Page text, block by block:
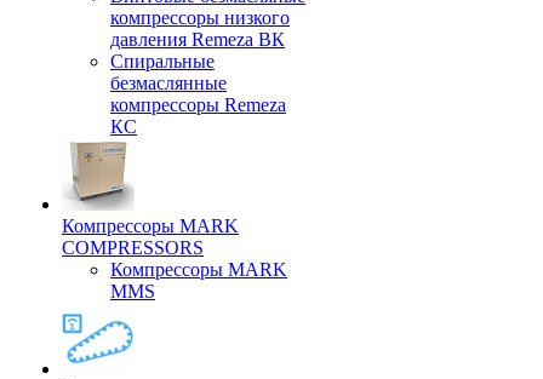
компрессоры низкого
давления Remeza ВК
Спиральные
безмаслянные
компрессоры Remeza
КС
Компрессоры MARK
COMPRESSORS
Компрессоры MARK
MMS